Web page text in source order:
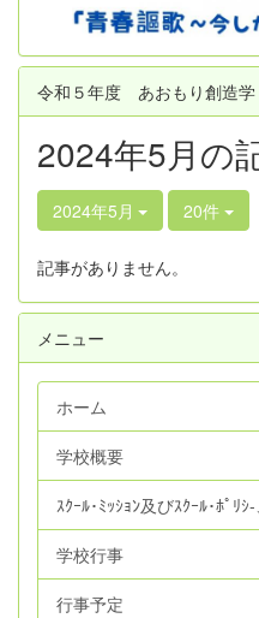
令和５年度 あおもり創造学
2024年5月の
2024年5月 20件
記事がありません。
メニュー
ホーム
学校概要
ｽｸｰﾙ･ﾐｯｼｮﾝ及びｽｸｰﾙ･ﾎﾟﾘｼ
学校行事
行事予定